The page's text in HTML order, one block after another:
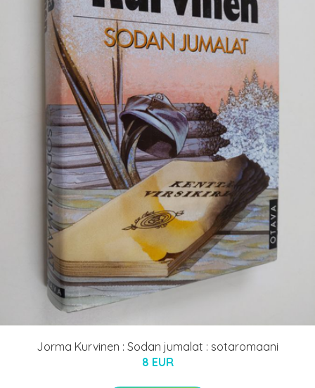
Jorma Kurvinen : Sodan jumalat : sotaromaani
8 EUR